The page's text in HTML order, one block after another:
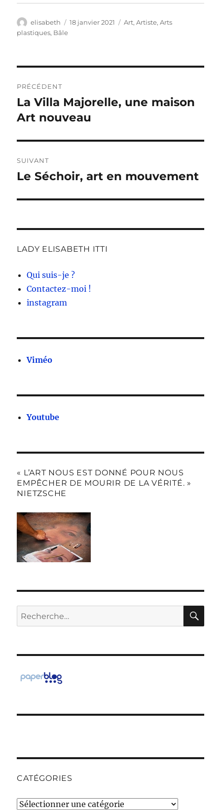
Auteur
elisabeth
Publié
18 janvier 2021 Catégories
Art,Artiste,Arts
plastiques, Bâle
de
l’article
PRÉCÉDENT
Publication
précédente :
La Villa Majorelle, une maison
Art nouveau
SUIVANT
Publication
Le Séchoir, art en mouvement
LADY ELISABETH ITTI
Qui suis-je ?
Contactez-moi !
instagram
Viméo
Youtube
« L’ART NOUS EST DONNÉ POUR NOUS
EMPÊCHER DE MOURIR DE LA VÉRITÉ. »
NIETZSCHE
Recherche
pour :
CATÉGORIES
Catégories